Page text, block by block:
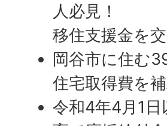
人必見！
移住支援金を
岡谷市に住む
住宅取得費を
令和4年4月1